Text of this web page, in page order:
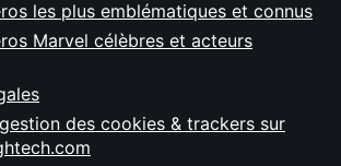
les plus emblématiques et connus
Marvel célèbres et acteurs
des cookies & trackers sur